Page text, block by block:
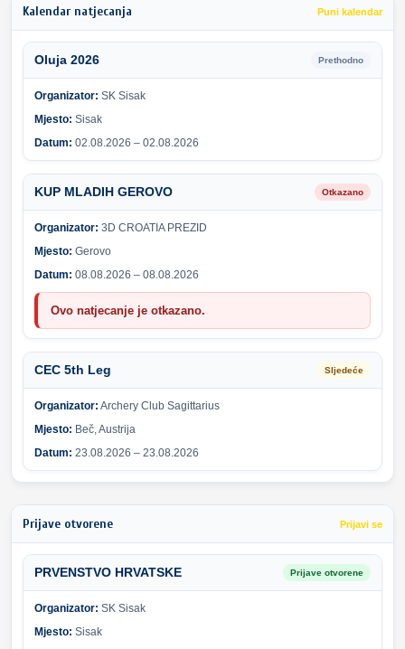
Kalendar natjecanja Puni kalendar
Oluja 2026 Prethodno
Organizator: SK Sisak
Mjesto: Sisak
Datum: 02.08.2026 – 02.08.2026
KUP MLADIH GEROVO Otkazano
Organizator: 3D CROATIA PREZID
Mjesto: Gerovo
Datum: 08.08.2026 – 08.08.2026
Ovo natjecanje je otkazano.
CEC 5th Leg Sljedeće
Organizator: Archery Club Sagittarius
Mjesto: Beč, Austrija
Datum: 23.08.2026 – 23.08.2026
Prijave otvorene Prijavi se
PRVENSTVO HRVATSKE Prijave otvorene
Organizator: SK Sisak
Mjesto: Sisak